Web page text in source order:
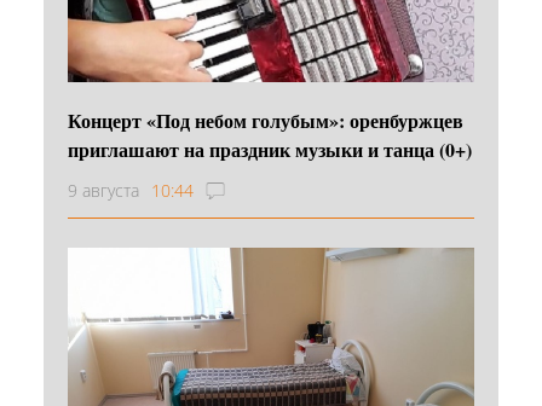
Концерт «Под небом голубым»: оренбуржцев
приглашают на праздник музыки и танца (0+)
9 августа 10:44